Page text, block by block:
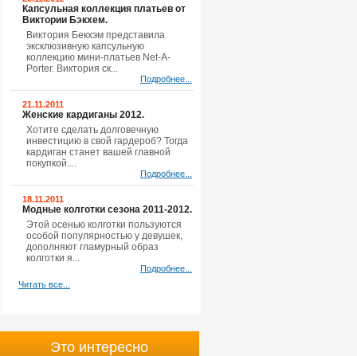
Капсульная коллекция платьев от
Виктории Бэкхем.
Виктория Бекхэм представила
эксклюзивную капсульную
коллекцию мини-платьев Net-A-
Porter. Виктория ск...
Подробнее...
21.11.2011
Женские кардиганы 2012.
Хотите сделать долговечную
инвестицию в свой гардероб? Тогда
кардиган станет вашей главной
покупкой....
Подробнее...
18.11.2011
Модные колготки сезона 2011-2012.
Этой осенью колготки пользуются
особой популярностью у девушек,
дополняют гламурный образ
колготки я...
Подробнее...
Читать все...
Это интересно